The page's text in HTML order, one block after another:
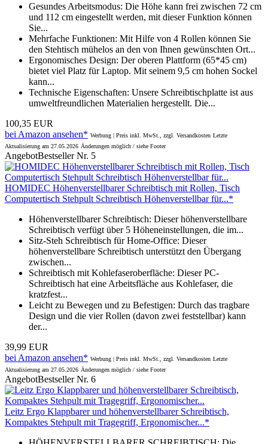
Gesundes Arbeitsmodus: Die Höhe kann frei zwischen 72 cm
und 112 cm eingestellt werden, mit dieser Funktion können
Sie...
Mehrfache Funktionen: Mit Hilfe von 4 Rollen können Sie
den Stehtisch mühelos an den von Ihnen gewünschten Ort...
Ergonomisches Design: Der oberen Plattform (65*45 cm)
bietet viel Platz für Laptop. Mit seinem 9,5 cm hohen Sockel
kann...
Technische Eigenschaften: Unsere Schreibtischplatte ist aus
umweltfreundlichen Materialien hergestellt. Die...
100,35 EUR
bei Amazon ansehen* Werbung | Preis inkl. MwSt., zzgl. Versandkosten Letzte
Aktualisierung am 27.05.2026 Änderungen möglich / siehe Footer
AngebotBestseller Nr. 5
HOMIDEC Höhenverstellbarer Schreibtisch mit Rollen, Tisch
Computertisch Stehpult Schreibtisch Höhenverstellbar für...*
Höhenverstellbarer Schreibtisch: Dieser höhenverstellbare
Schreibtisch verfügt über 5 Höheneinstellungen, die im...
Sitz-Steh Schreibtisch für Home-Office: Dieser
höhenverstellbare Schreibtisch unterstützt den Übergang
zwischen...
Schreibtisch mit Kohlefaseroberfläche: Dieser PC-
Schreibtisch hat eine Arbeitsfläche aus Kohlefaser, die
kratzfest...
Leicht zu Bewegen und zu Befestigen: Durch das tragbare
Design und die vier Rollen (davon zwei feststellbar) kann
der...
39,99 EUR
bei Amazon ansehen* Werbung | Preis inkl. MwSt., zzgl. Versandkosten Letzte
Aktualisierung am 27.05.2026 Änderungen möglich / siehe Footer
AngebotBestseller Nr. 6
Leitz Ergo Klappbarer und höhenverstellbarer Schreibtisch,
Kompaktes Stehpult mit Tragegriff, Ergonomischer...*